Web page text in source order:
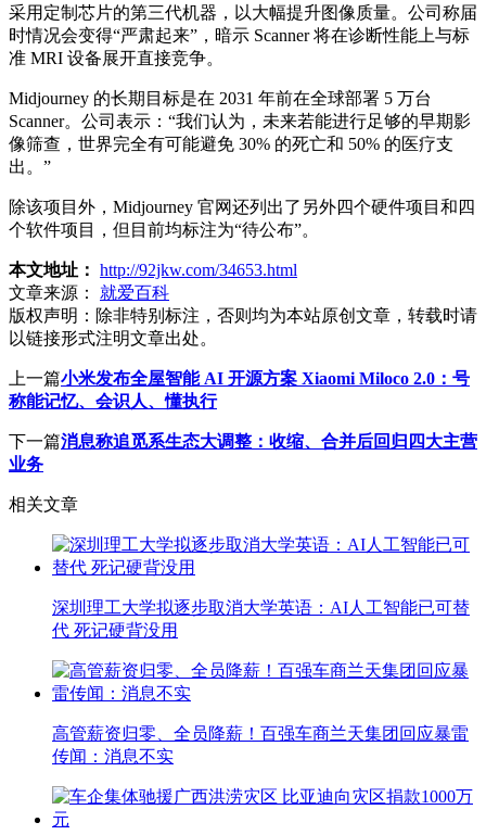
采用定制芯片的第三代机器，以大幅提升图像质量。公司称届
时情况会变得“严肃起来”，暗示 Scanner 将在诊断性能上与标
准 MRI 设备展开直接竞争。
Midjourney 的长期目标是在 2031 年前在全球部署 5 万台
Scanner。公司表示：“我们认为，未来若能进行足够的早期影
像筛查，世界完全有可能避免 30% 的死亡和 50% 的医疗支
出。”
除该项目外，Midjourney 官网还列出了另外四个硬件项目和四
个软件项目，但目前均标注为“待公布”。
本文地址： http://92jkw.com/34653.html
文章来源：
就爱百科
版权声明： 除非特别标注，否则均为本站原创文章，转载时请
以链接形式注明文章出处。
上一篇小米发布全屋智能 AI 开源方案 Xiaomi Miloco 2.0：号
称能记忆、会识人、懂执行
下一篇消息称追觅系生态大调整：收缩、合并后回归四大主营
业务
相关文章
深圳理工大学拟逐步取消大学英语：AI人工智能已可替
代 死记硬背没用
高管薪资归零、全员降薪！百强车商兰天集团回应暴雷
传闻：消息不实